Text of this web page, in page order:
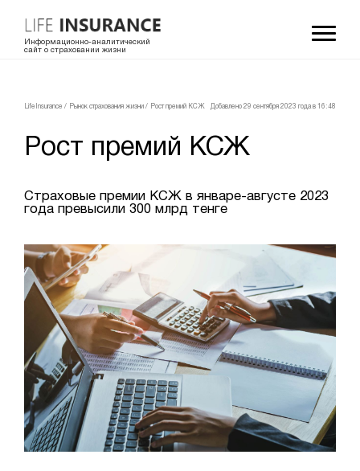
Информационно-аналитический
сайт о страховании жизни
LifeInsurance / Рынок страхования жизни / Рост премий КСЖ Добавлено 29 сентября 2023 года в 16:48
Рост премий КСЖ
Страховые премии КСЖ в январе-августе 2023
года превысили 300 млрд тенге